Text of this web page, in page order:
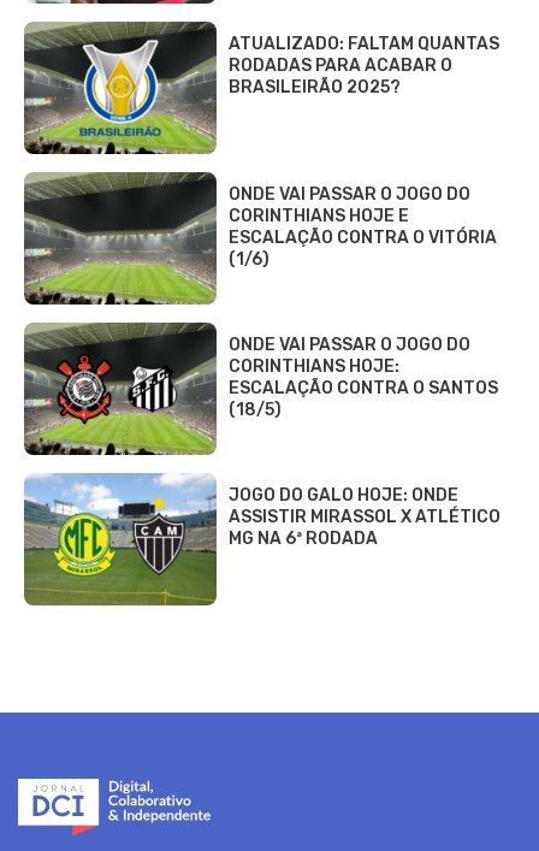
ATUALIZADO: FALTAM QUANTAS
RODADAS PARA ACABAR O
BRASILEIRÃO 2025?
ONDE VAI PASSAR O JOGO DO
CORINTHIANS HOJE E
ESCALAÇÃO CONTRA O VITÓRIA
(1/6)
ONDE VAI PASSAR O JOGO DO
CORINTHIANS HOJE:
ESCALAÇÃO CONTRA O SANTOS
(18/5)
JOGO DO GALO HOJE: ONDE
ASSISTIR MIRASSOL X ATLÉTICO
MG NA 6ª RODADA